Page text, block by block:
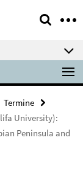
Termine
University):
Peninsula and